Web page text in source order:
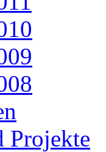
Projekte